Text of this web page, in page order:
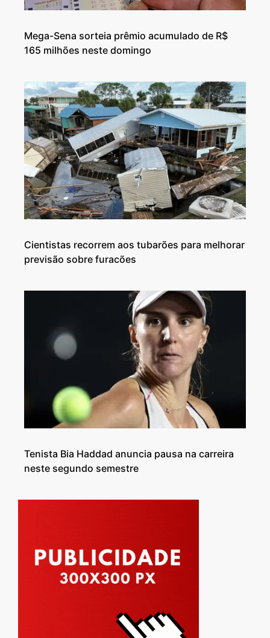
Mega-Sena sorteia prêmio acumulado de R$
165 milhões neste domingo
Cientistas recorrem aos tubarões para melhorar
previsão sobre furacões
Tenista Bia Haddad anuncia pausa na carreira
neste segundo semestre